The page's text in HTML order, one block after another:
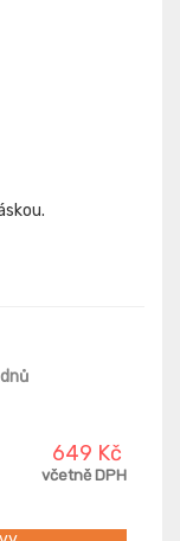
649 Kč
včetně DPH